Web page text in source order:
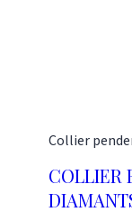
Collier
COLLIER